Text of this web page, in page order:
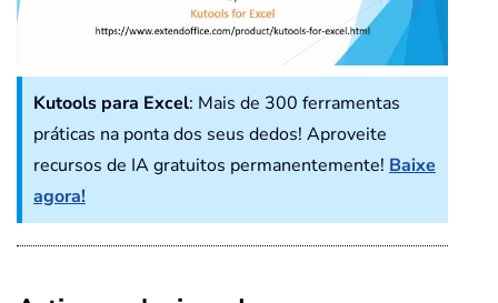
Kutools para Excel: Mais de 300 ferramentas
práticas na ponta dos seus dedos! Aproveite
recursos de IA gratuitos permanentemente! Baixe
agora!